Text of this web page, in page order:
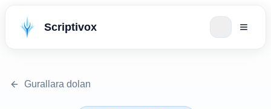
Scriptivox
Gurallara dolan